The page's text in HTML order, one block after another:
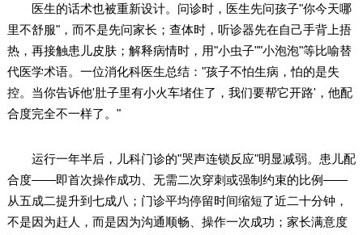
医生的话术也被重新设计。问诊时，医生先问孩子"你今天哪
里不舒服"，而不是先问家长；查体时，听诊器先在自己手背上捂
热，再接触患儿皮肤；解释病情时，用"小虫子""小泡泡"等比喻替
代医学术语。一位消化科医生总结："孩子不怕生病，怕的是失
控。当你告诉他'肚子里有小火车堵住了，我们要帮它开路'，他配
合度完全不一样了。"
运行一年半后，儿科门诊的"哭声连锁反应"明显减弱。患儿配
合度——即首次操作成功、无需二次穿刺或强制约束的比例——
从五成二提升到七成八；门诊平均停留时间缩短了近二十分钟，
不是因为赶人，而是因为沟通顺畅、操作一次成功；家长满意度